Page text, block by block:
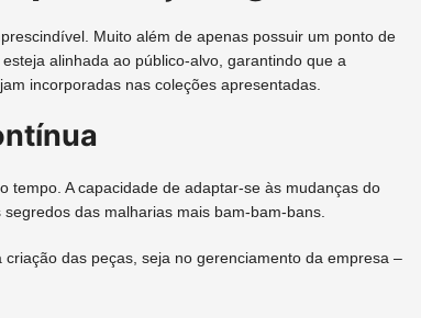
Muito além de apenas possuir um ponto de
alinhada ao público-alvo, garantindo que a
incorporadas nas coleções apresentadas.
tempo. A capacidade de adaptar-se às mudanças do
das malharias mais bam-bam-bans.
das peças, seja no gerenciamento da empresa –